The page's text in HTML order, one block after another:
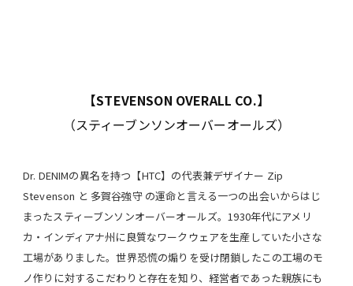
【STEVENSON OVERALL CO.】
（スティーブンソンオーバーオールズ）
Dr. DENIMの異名を持つ【HTC】の代表兼デザイナー Zip
Stevenson と 多賀谷強守 の運命と言える一つの出会いからはじ
まったスティーブンソンオーバーオールズ。1930年代にアメリ
カ・インディアナ州に良質なワークウェアを生産していた小さな
工場がありました。世界恐慌の煽りを受け閉鎖したこの工場のモ
ノ作りに対するこだわりと存在を知り、経営者であった親族にも